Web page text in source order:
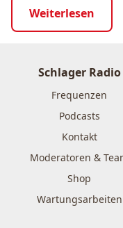
Weiterlesen
Schlager Radio
Frequenzen
Podcasts
Kontakt
Moderatoren &
Shop
Wartungsarbeiten